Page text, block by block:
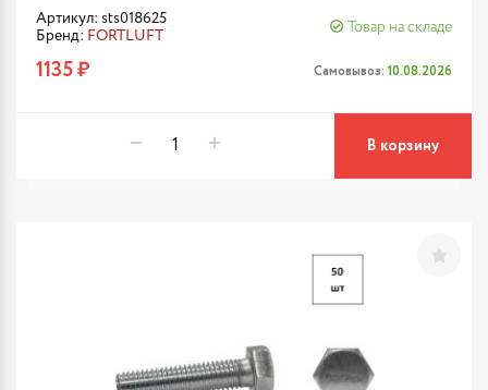
Артикул: sts018625
Бренд: FORTLUFT
Товар на складе
1135 ₽ Самовывоз: 10.08.2026
В корзину